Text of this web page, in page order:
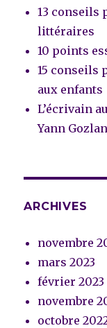
13 conseils
littéraires
10 points
15 conseils
aux enfants
L’écrivain
Yann Gozlan
ARCHIVES
novembre
mars 2023
février 2023
novembre
octobre